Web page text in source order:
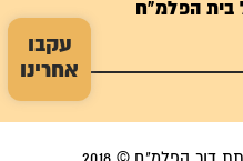
עקבו
אחרינו
בית הפלמ"ח